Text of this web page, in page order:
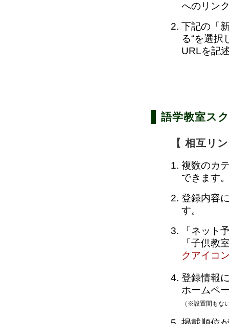
へのリン
下記の「
る“を選択
URLを記
語学教室ス
【 相互リ
複数のカ
できます
登録内容
す。
「ネット
「子供教
クアイコ
登録情報
ホームペ
（※設置間もな